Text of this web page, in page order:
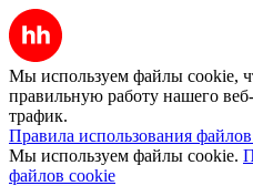
Мы используем файлы cookie,
правильную работу нашего
трафик.
Правила использования
Мы используем файлы cookie.
файлов cookie